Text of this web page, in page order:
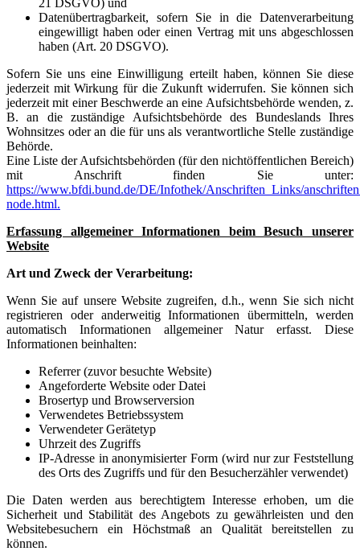
Datenübertragbarkeit, sofern Sie in die Datenverarbeitung
eingewilligt haben oder einen Vertrag mit uns abgeschlossen
haben (Art. 20 DSGVO).
Sofern Sie uns eine Einwilligung erteilt haben, können Sie diese
jederzeit mit Wirkung für die Zukunft widerrufen. Sie können sich
jederzeit mit einer Beschwerde an eine Aufsichtsbehörde wenden, z.
B. an die zuständige Aufsichtsbehörde des Bundeslands Ihres
Wohnsitzes oder an die für uns als verantwortliche Stelle zuständige
Behörde.
Eine Liste der Aufsichtsbehörden (für den nichtöffentlichen Bereich)
mit Anschrift finden Sie unter:
https://www.bfdi.bund.de/DE/Infothek/Anschriften_Links/
node.html.
Erfassung allgemeiner Informationen beim Besuch unserer
Website
Art und Zweck der Verarbeitung:
Wenn Sie auf unsere Website zugreifen, d.h., wenn Sie sich nicht
registrieren oder anderweitig Informationen übermitteln, werden
automatisch Informationen allgemeiner Natur erfasst. Diese
Informationen beinhalten:
Referrer (zuvor besuchte Website)
Angeforderte Website oder Datei
Brosertyp und Browserversion
Verwendetes Betriebssystem
Verwendeter Gerätetyp
Uhrzeit des Zugriffs
IP-Adresse in anonymisierter Form (wird nur zur Feststellung
des Orts des Zugriffs und für den Besucherzähler verwendet)
Die Daten werden aus berechtigtem Interesse erhoben, um die
Sicherheit und Stabilität des Angebots zu gewährleisten und den
Websitebesuchern ein Höchstmaß an Qualität bereitstellen zu
können.